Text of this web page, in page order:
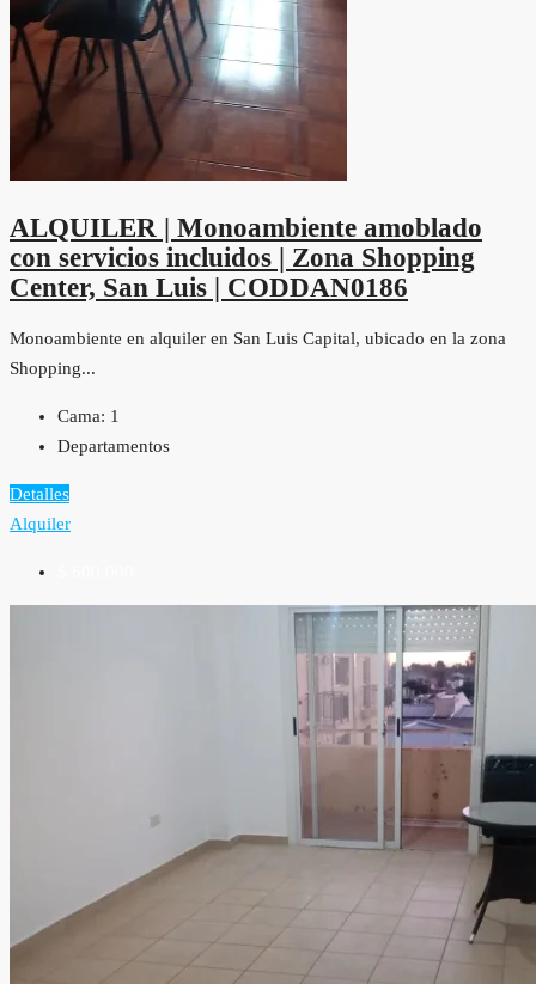
ALQUILER | Monoambiente amoblado
con servicios incluidos | Zona Shopping
Center, San Luis | CODDAN0186
Monoambiente en alquiler en San Luis Capital, ubicado en la zona
Shopping...
Cama: 1
Departamentos
Detalles
Alquiler